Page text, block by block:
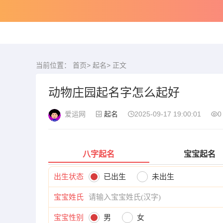
当前位置： 首页> 起名> 正文
动物庄园起名字怎么起好
爱运网 起名 2025-09-17 19:00:01 0
八字起名 宝宝起名
出生状态 已出生 未出生
宝宝姓氏
宝宝性别 男 女